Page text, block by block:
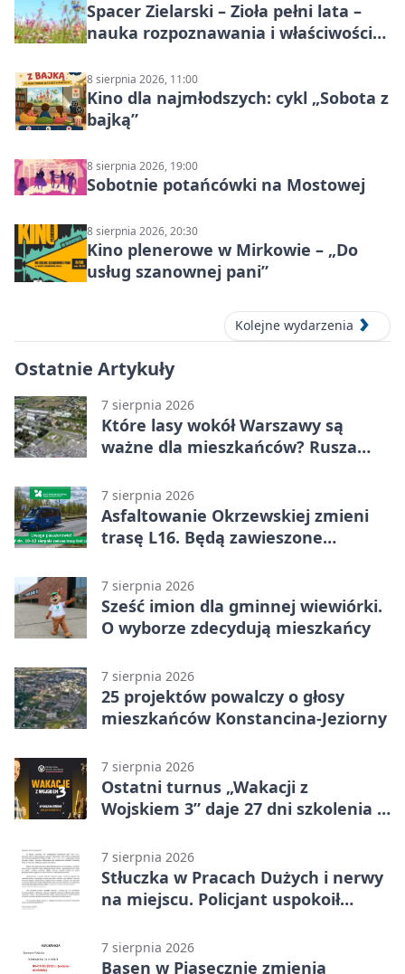
Spacer Zielarski – Zioła pełni lata –
nauka rozpoznawania i właściwości
8 sierpnia 2026, 11:00
Kino dla najmłodszych: cykl „Sobota z
bajką”
8 sierpnia 2026, 19:00
Sobotnie potańcówki na Mostowej
8 sierpnia 2026, 20:30
Kino plenerowe w Mirkowie – „Do
usług szanownej pani”
Kolejne wydarzenia
Ostatnie Artykuły
7 sierpnia 2026
Które lasy wokół Warszawy są
ważne dla mieszkańców? Rusza
7 sierpnia 2026
Asfaltowanie Okrzewskiej zmieni
trasę L16. Będą zawieszone
7 sierpnia 2026
Sześć imion dla gminnej wiewiórki.
O wyborze zdecydują mieszkańcy
7 sierpnia 2026
25 projektów powalczy o głosy
mieszkańców Konstancina-Jeziorny
7 sierpnia 2026
Ostatni turnus „Wakacji z
Wojskiem 3” daje 27 dni szkolenia i
7 sierpnia 2026
Stłuczka w Pracach Dużych i nerwy
na miejscu. Policjant uspokoił
7 sierpnia 2026
Basen w Piasecznie zmienia